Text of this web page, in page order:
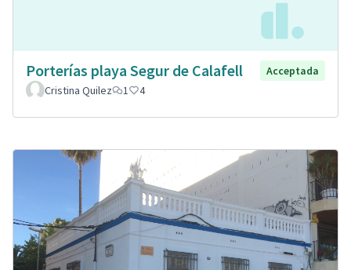
Porterías playa Segur de Calafell
Acceptada
Cristina Quilez
1 4